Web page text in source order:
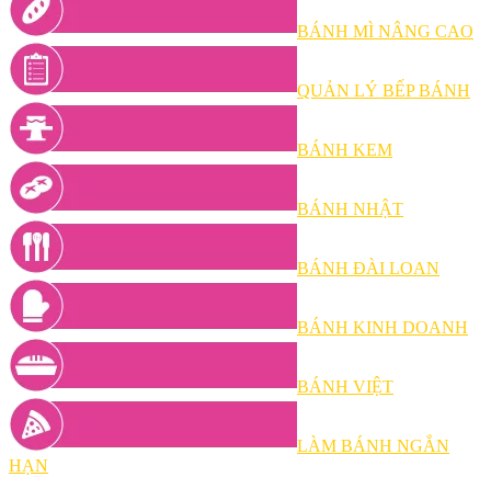
BÁNH MÌ NÂNG CAO
QUẢN LÝ BẾP BÁNH
BÁNH KEM
BÁNH NHẬT
BÁNH ĐÀI LOAN
BÁNH KINH DOANH
BÁNH VIỆT
LÀM BÁNH NGẮN
HẠN